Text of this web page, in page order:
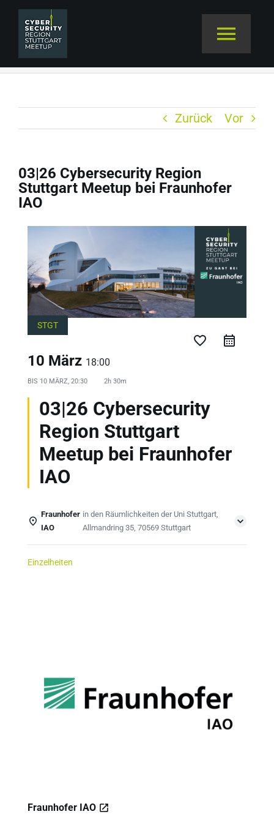
Zum
Inhalt
springen
VERANSTALTER
ABOUT
MEETUP NATION
03|26 Cybersecurity Region Stuttgart Meetup
bei Fraunhofer IAO
Zurück Vor
Zeige
grösseres
03|26 Cybersecurity Region
Stuttgart Meetup bei Fraunhofer
IAO
STGT
favorite_border
10 März 18:00
BIS 10 MÄRZ, 20:30 2h 30m
03|26 Cybersecurity
Region Stuttgart
Meetup bei Fraunhofer
IAO
Fraunhofer
IAO
in den Räumlichkeiten der Uni Stuttgart,
Allmandring 35, 70569 Stuttgart
Einzelheiten
Fraunhofer IAO